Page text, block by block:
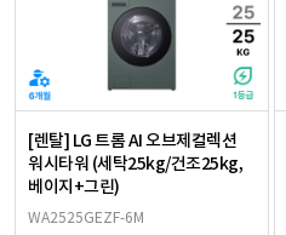
[렌탈] LG 트롬 AI 오브제컬렉션
워시타워 (세탁25kg/건조25kg,
베이지+그린)
WA2525GEZF-6M